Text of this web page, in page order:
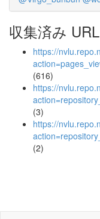
収集済み
https://
(616)
https://
(3)
https://
(2)